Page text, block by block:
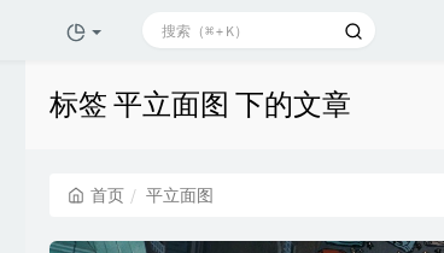
标签 平立面图 下的文章
首页 平立面图